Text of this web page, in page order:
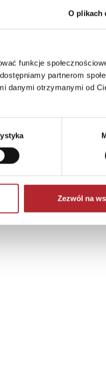
O plikach
funkcje
partnerom
danymi otrzymanymi od
Zezwól na